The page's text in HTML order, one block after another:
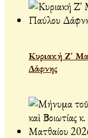
Κυριακή Ζ'
Δάφνης